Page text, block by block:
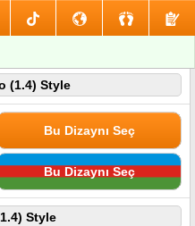
(1.4) Style
Bu Dizaynı Seç
Bu Dizaynı Seç
Style